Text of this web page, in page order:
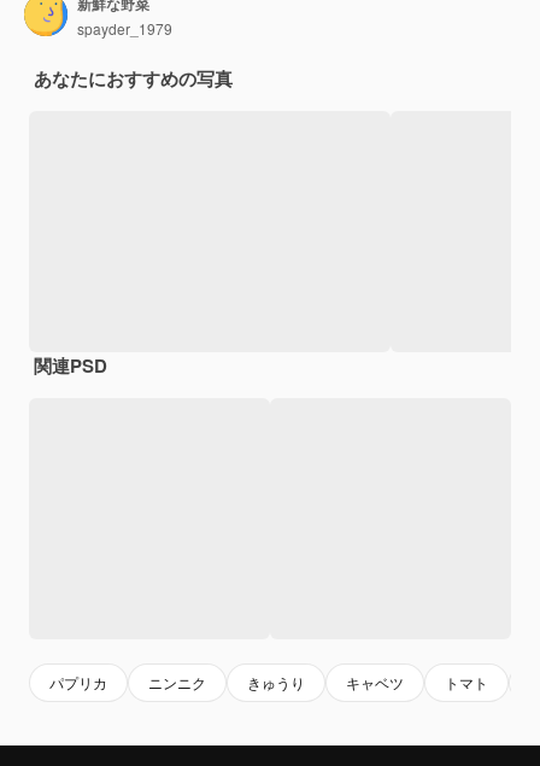
spayder_1979
あなたにおすすめの写真
関連PSD
パプリカ ニンニク きゅうり キャベツ トマト